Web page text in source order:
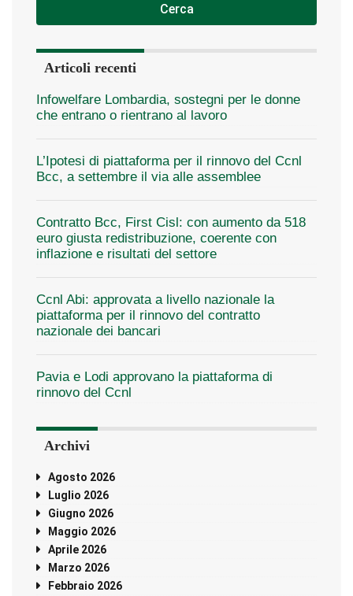
Cerca
Articoli recenti
Infowelfare Lombardia, sostegni per le donne
che entrano o rientrano al lavoro
L’Ipotesi di piattaforma per il rinnovo del Ccnl
Bcc, a settembre il via alle assemblee
Contratto Bcc, First Cisl: con aumento da 518
euro giusta redistribuzione, coerente con
inflazione e risultati del settore
Ccnl Abi: approvata a livello nazionale la
piattaforma per il rinnovo del contratto
nazionale dei bancari
Pavia e Lodi approvano la piattaforma di
rinnovo del Ccnl
Archivi
Agosto 2026
Luglio 2026
Giugno 2026
Maggio 2026
Aprile 2026
Marzo 2026
Febbraio 2026